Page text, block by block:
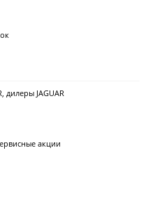
дилеры JAGUAR
акции